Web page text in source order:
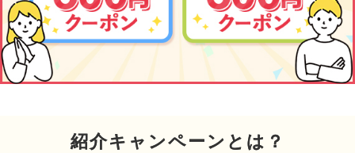
紹介キャンペーンとは？